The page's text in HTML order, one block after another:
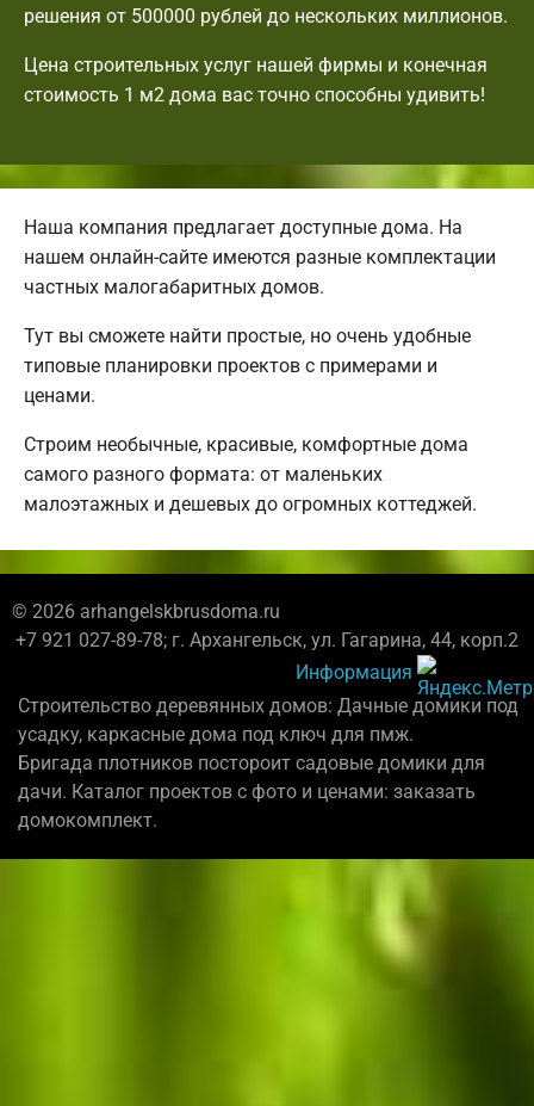
решения от 500000 рублей до нескольких миллионов.
Цена строительных услуг нашей фирмы и конечная
стоимость 1 м2 дома вас точно способны удивить!
Наша компания предлагает доступные дома. На
нашем онлайн-сайте имеются разные комплектации
частных малогабаритных домов.
Тут вы сможете найти простые, но очень удобные
типовые планировки проектов с примерами и
ценами.
Строим необычные, красивые, комфортные дома
самого разного формата: от маленьких
малоэтажных и дешевых до огромных коттеджей.
© 2026 arhangelskbrusdoma.ru
+7 921 027-89-78; г. Архангельск, ул. Гагарина, 44, корп.2
Информация
Строительство деревянных домов: Дачные домики под
усадку, каркасные дома под ключ для пмж.
Бригада плотников постороит садовые домики для
дачи. Каталог проектов с фото и ценами: заказать
домокомплект.